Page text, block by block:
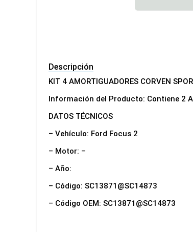
Descripción
KIT 4 AMORTIGUADORES CORVEN
Información del Producto: Contiene 2
DATOS TÉCNICOS
– Vehículo: Ford Focus 2
– Motor: –
– Año:
– Código: SC13871@SC14873
– Código OEM: SC13871@SC14873